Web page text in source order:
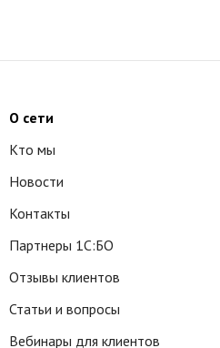
О сети
Кто мы
Новости
Контакты
Партнеры 1С:БО
Отзывы клиентов
Статьи и вопросы
Вебинары для клиентов